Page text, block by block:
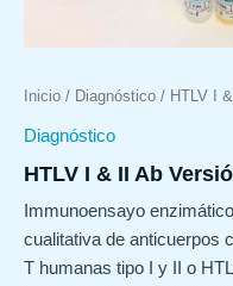
Inicio / Diagnóstico / HTLV I
Diagnóstico
HTLV I & II Ab
Immunoensayo
cualitativa de anticuerpos
T humanas tipo I y II o